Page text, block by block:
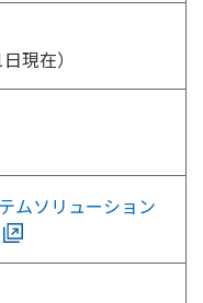
取り組み
る費用とは？
安心を手のひらに～
ャルメディア
現在）
ムソリューション